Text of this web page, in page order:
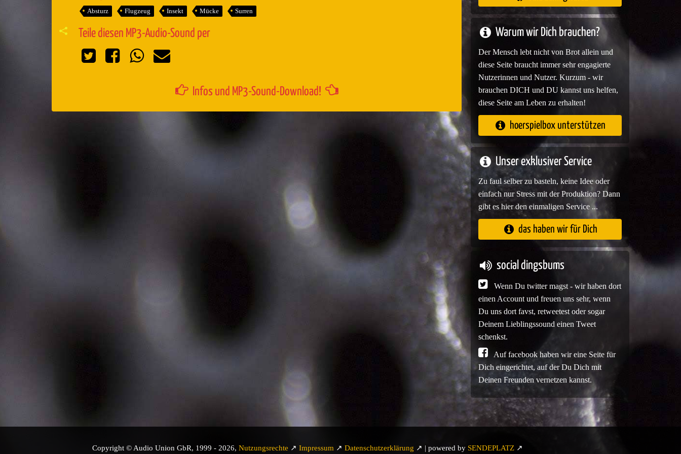
Absturz Flugzeug Insekt Mücke Surren
Teile diesen MP3-Audio-Sound per
Infos und MP3-Sound-Download!
Warum wir Dich brauchen?
Der Mensch lebt nicht von Brot allein und
diese Seite braucht immer sehr engagierte
Nutzerinnen und Nutzer. Kurzum - wir
brauchen DICH und DU kannst uns helfen,
diese Seite am Leben zu erhalten!
hoerspielbox unterstützen
Unser exklusiver Service
Zu faul selber zu basteln, keine Idee oder
einfach nur Stress mit der Produktion? Dann
gibt es hier den einmaligen Service ...
das haben wir für Dich
social dingsbums
Wenn Du twitter magst - wir haben dort
einen Account und freuen uns sehr, wenn
Du uns dort favst, retweetest oder sogar
Deinem Lieblingssound einen Tweet
schenkst.
Auf facebook haben wir eine Seite für
Dich eingerichtet, auf der Du Dich mit
Deinen Freunden vernetzen kannst.
Copyright © Audio Union GbR, 1999 - 2026, Nutzungsrechte ↗ Impressum ↗ Datenschutzerklärung ↗ | powered by SENDEPLATZ ↗